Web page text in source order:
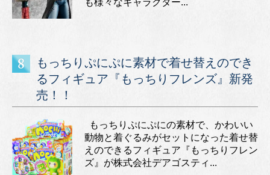
もっちりぷにぷに素材で着せ替えのでき
るフィギュア『もっちりフレンズ』新発
売！！
もっちりぷにぷにの素材で、かわいい
動物と着ぐるみがセットになった着せ替
えのできるフィギュア『もっちりフレン
ズ』が株式会社デアゴスティ...